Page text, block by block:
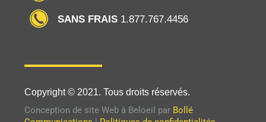
SANS FRAIS 1.877.767.4456
Copyright © 2021. Tous droits réservés.
Conception de site Web à Beloeil par Bollé